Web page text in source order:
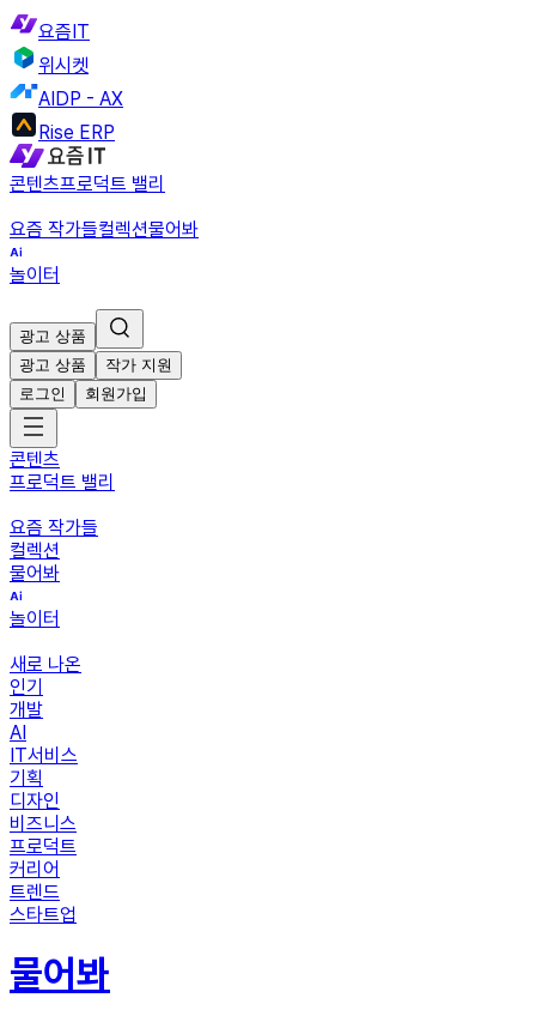
요즘IT
위시켓
AIDP - AX
Rise ERP
콘텐츠프로덕트 밸리
요즘 작가들컬렉션물어봐
놀이터
광고 상품
광고 상품
작가 지원
로그인
회원가입
콘텐츠
프로덕트 밸리
요즘 작가들
컬렉션
물어봐
놀이터
새로 나온
인기
개발
AI
IT서비스
기획
디자인
비즈니스
프로덕트
커리어
트렌드
스타트업
물어봐